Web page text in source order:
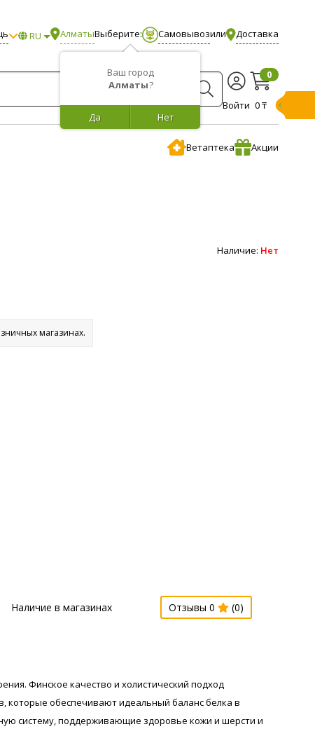
RU Алматы
Ваш город
Алматы?
Нет
Да
Выберите: Самовывозили Доставка
Войти
0
0 ₸
Ветаптека Акции
Наличие: Нет
магазинах.
Наличие в магазинах Отзывы 0 (0)
Финское качество и холистический подход
которые обеспечивают идеальный баланс белка в
систему, поддерживающие здоровье кожи и шерсти и